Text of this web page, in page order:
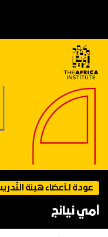
عودة لـأعضاء هيئة
آمي نيانج